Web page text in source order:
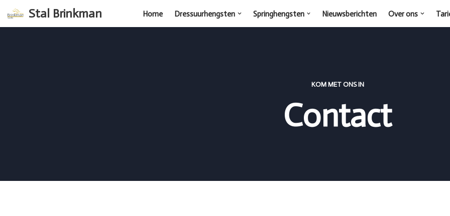
Ga
Stal Brinkman Home Dressuurhengsten Springhengsten Nieuwsberichten Over ons
KOM MET ONS IN
Contact